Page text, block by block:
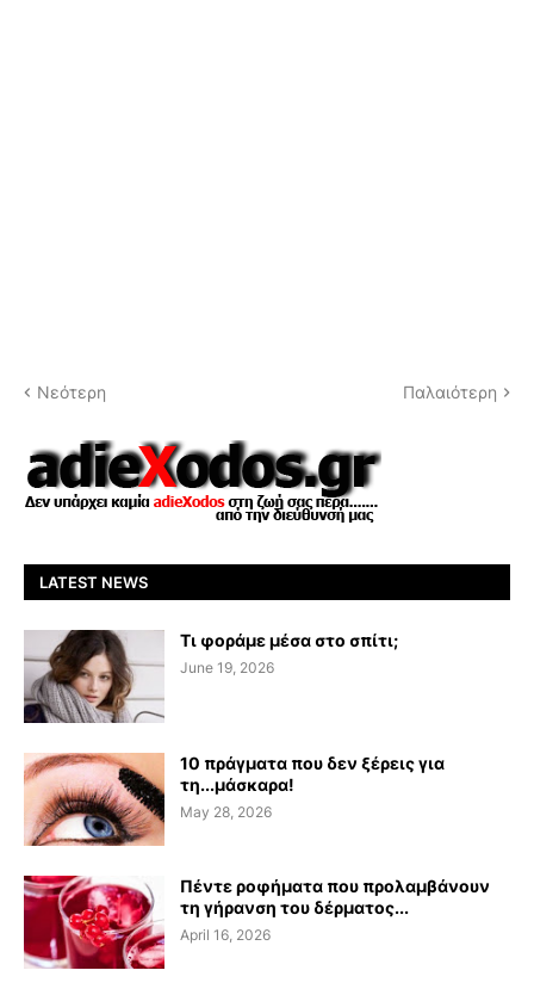
Νεότερη Παλαιότερη
LATEST NEWS
Τι φοράμε μέσα στο σπίτι;
June 19, 2026
10 πράγματα που δεν ξέρεις για
τη...μάσκαρα!
May 28, 2026
Πέντε ροφήματα που προλαμβάνουν
τη γήρανση του δέρματος...
April 16, 2026